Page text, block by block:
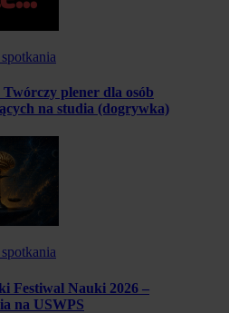
plener dla osób
na studia (dogrywka)
Festiwal Nauki 2026 –
na USWPS